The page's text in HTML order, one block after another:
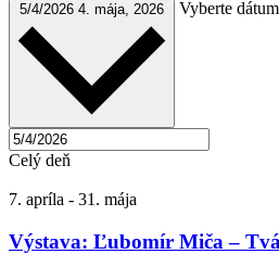
5/4/2026 4. mája, 2026 Vyberte
Celý deň
7. apríla - 31. mája
Výstava: Ľubomír Miča –